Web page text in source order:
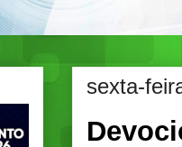
sexta-